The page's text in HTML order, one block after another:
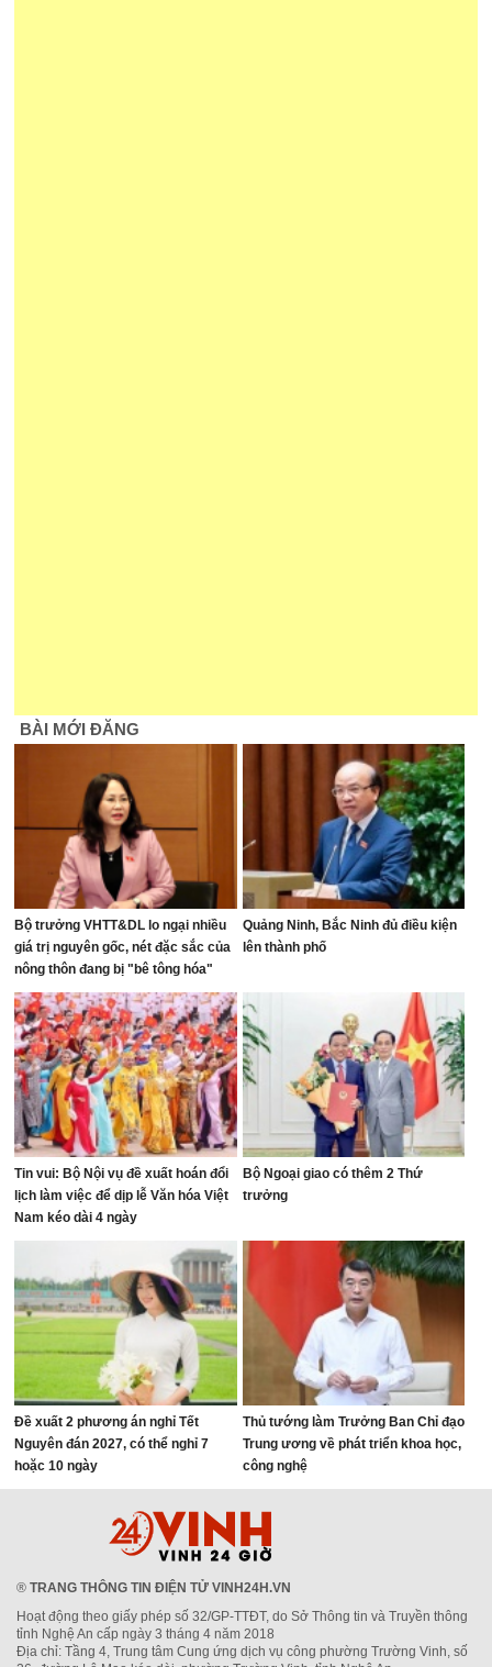
BÀI MỚI ĐĂNG
Bộ trưởng VHTT&DL lo ngại nhiều
giá trị nguyên gốc, nét đặc sắc của
nông thôn đang bị "bê tông hóa"
Quảng Ninh, Bắc Ninh đủ điều kiện
lên thành phố
Tin vui: Bộ Nội vụ đề xuất hoán đổi
lịch làm việc để dịp lễ Văn hóa Việt
Nam kéo dài 4 ngày
Bộ Ngoại giao có thêm 2 Thứ
trưởng
Đề xuất 2 phương án nghỉ Tết
Nguyên đán 2027, có thể nghỉ 7
hoặc 10 ngày
Thủ tướng làm Trưởng Ban Chỉ đạo
Trung ương về phát triển khoa học,
công nghệ
® TRANG THÔNG TIN ĐIỆN TỬ VINH24H.VN
Hoạt động theo giấy phép số 32/GP-TTĐT, do Sở Thông tin và Truyền thông
tỉnh Nghệ An cấp ngày 3 tháng 4 năm 2018
Địa chỉ: Tầng 4, Trung tâm Cung ứng dịch vụ công phường Trường Vinh, số